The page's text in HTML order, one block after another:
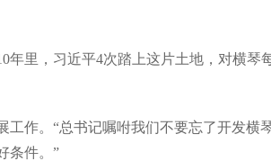
里，习近平4次踏上这片土地，对横琴
。“总书记嘱咐我们不要忘了开发横
条件。”